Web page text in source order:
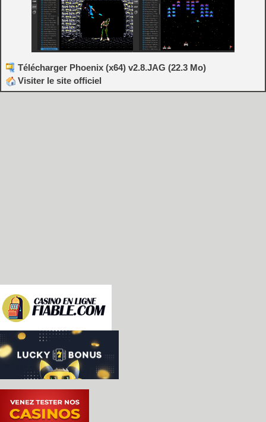
Télécharger Phoenix (x64) v2.8.JAG (22.3 Mo)
Visiter le site officiel